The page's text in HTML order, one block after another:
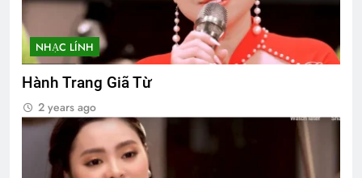
NHẠC LÍNH
Hành Trang Giã Từ
2 years ago